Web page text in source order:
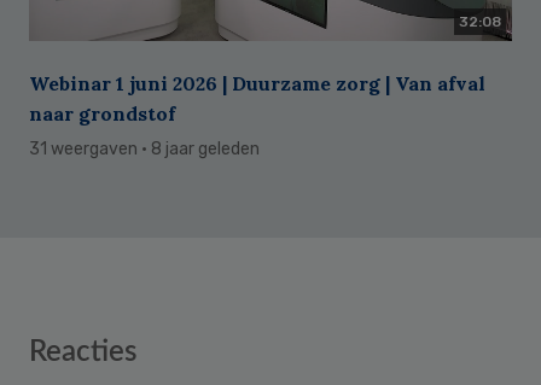
32:08
Webinar 1 juni 2026 | Duurzame zorg | Van afval
naar grondstof
31 weergaven · 8 jaar geleden
Reader
Reacties